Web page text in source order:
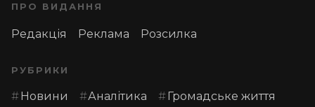
ПРО ВИДАННЯ
Редакція Реклама Розсилка
РУБРИКИ
Новини Аналітика Громадське життя